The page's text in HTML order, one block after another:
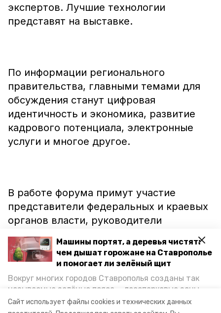
Сайт использует файлы cookies и технических данных
Машины портят, а деревья чистят:
чем дышат горожане на Ставрополье
и помогает ли зелёный щит
Вокруг многих городов Ставрополья созданы так
называемые зелёные пояса — лесопарковые зоны,
снижающие негативное воздействие выхлопных
газов на атмосферу. Справляются ли они с
экспертов. Лучшие технологии
представят на выставке.
По информации регионального
правительства, главными темами для
обсуждения станут цифровая
идентичность и экономика, развитие
кадрового потенциала, электронные
услуги и многое другое.
В работе форума примут участие
представители федеральных и краевых
органов власти, руководители
ведущих IT-компаний.
Ранее сообщалось, что Невинномысск и
Ставропольначнут применять